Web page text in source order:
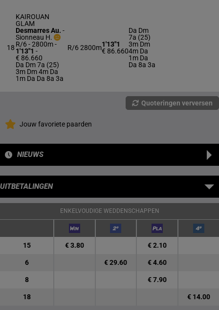
18
KAIROUAN
GLAM
Desmarres Au. -
Sionneau H.
R/6 - 2800m-
1'13"1 -
€ 86.660
Da Dm 7a (25)
3m Dm 4m Da
1m Da Da 8a 3a
R/6 2800m1'13"1
€ 86.660
Da Dm
7a (25)
3m Dm
4m Da
1m Da
Da 8a 3a
Quoteringen verversen
Jouw favoriete paarden
NIEUWS
UITBETALINGEN
ENKELVOUDIGE WEDDENSCHAPPEN
15 € 3.80 € 2.10
6 € 29.60 € 4.60
8 € 7.90
18 € 14.00